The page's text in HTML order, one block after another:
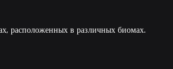
расположенных в различных биомах.